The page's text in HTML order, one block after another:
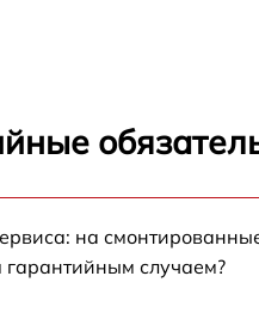
на
гарантийным случаем?